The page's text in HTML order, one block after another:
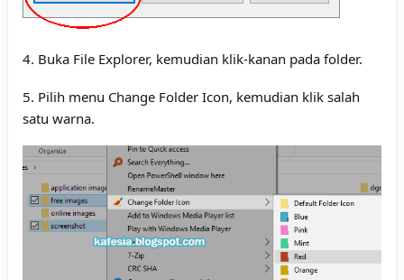
4. Buka File Explorer, kemudian klik-kanan pada folder.
5. Pilih menu Change Folder Icon, kemudian klik salah
satu warna.